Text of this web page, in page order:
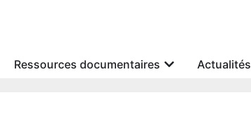
Ressources documentaires Actualités